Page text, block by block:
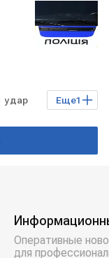
Еще1
удар
Оперативные
для